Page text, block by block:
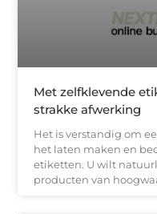
Met zelfklevende
strakke afwerking
Het is verstandig om
het laten maken en
etiketten. U wilt
producten van